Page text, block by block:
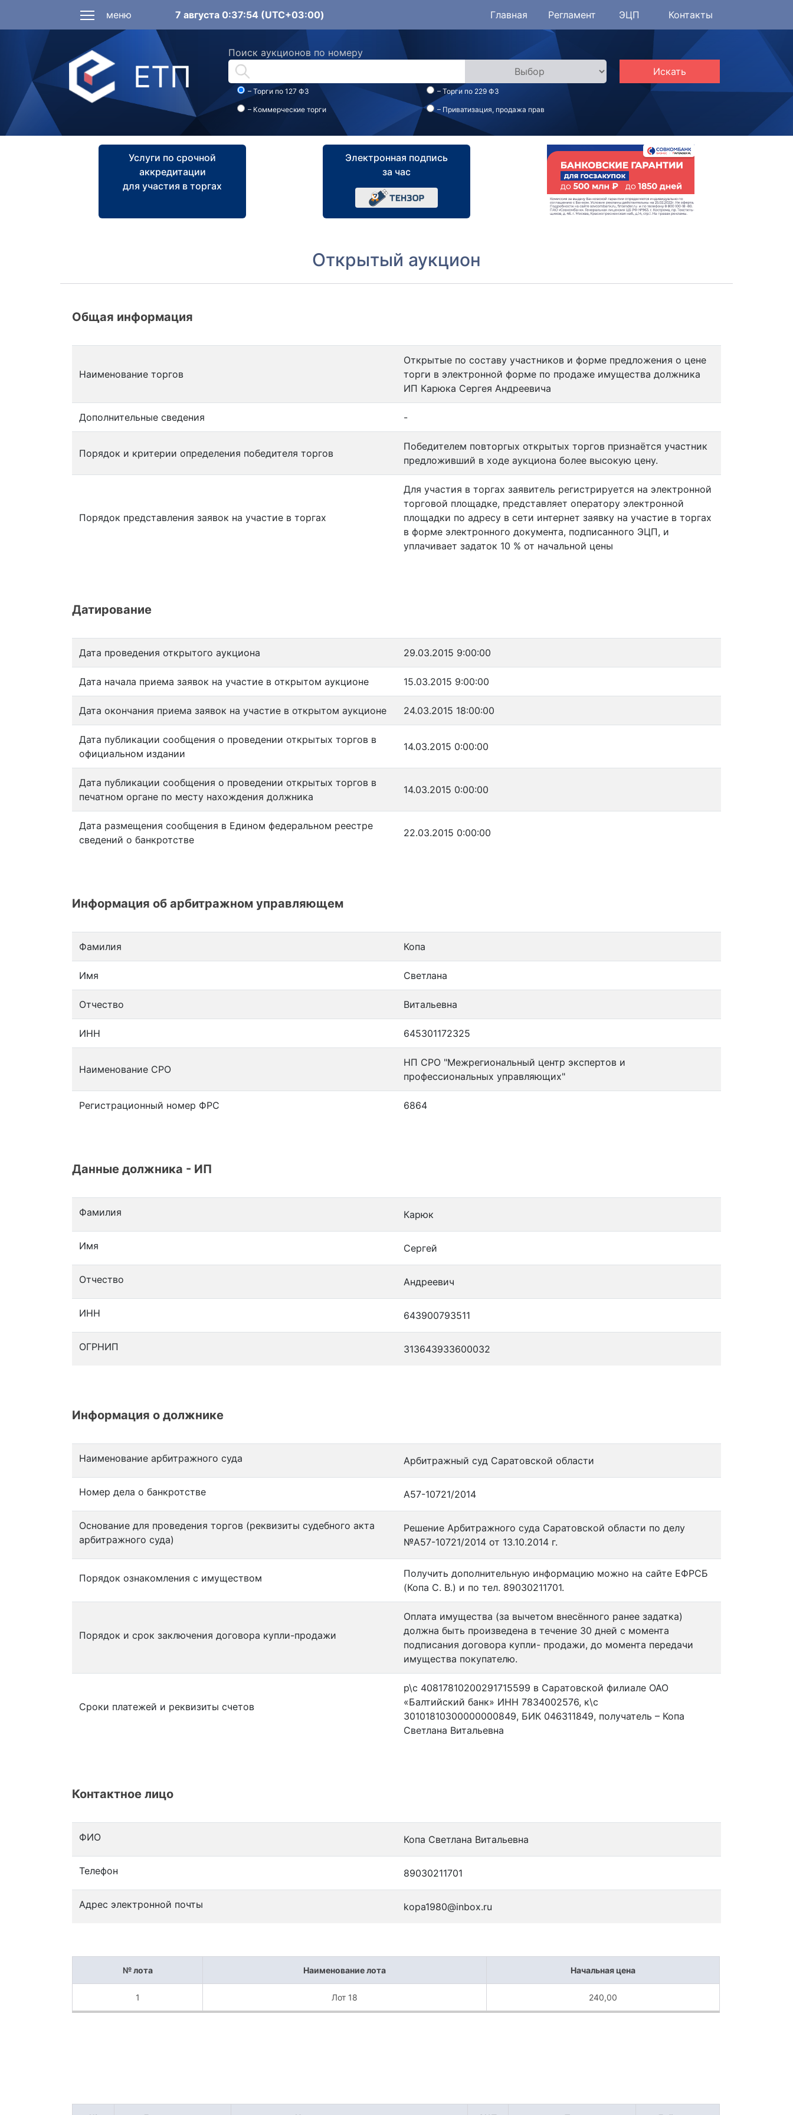
меню 7 августа 0:37:54 (UTC+03:00) Главная Регламент ЭЦП Контакты
ЕТП
Поиск аукционов по номеру
Искать
– Торги по 127 ФЗ – Торги по 229 ФЗ
– Коммерческие торги – Приватизация, продажа прав
Услуги по срочной
аккредитации
для участия в торгах
Электронная подпись
за час
Открытый аукцион
Общая информация
Наименование торгов
Открытые по составу участников и форме предложения о цене
торги в электронной форме по продаже имущества должника
ИП Карюка Сергея Андреевича
Дополнительные сведения -
Порядок и критерии определения победителя торгов
Победителем повторгых открытых торгов признаётся участник
предложивший в ходе аукциона более высокую цену.
Порядок представления заявок на участие в торгах
Для участия в торгах заявитель регистрируется на электронной
торговой площадке, представляет оператору электронной
площадки по адресу в сети интернет заявку на участие в торгах
в форме электронного документа, подписанного ЭЦП, и
уплачивает задаток 10 % от начальной цены
Датирование
Дата проведения открытого аукциона 29.03.2015 9:00:00
Дата начала приема заявок на участие в открытом аукционе 15.03.2015 9:00:00
Дата окончания приема заявок на участие в открытом аукционе 24.03.2015 18:00:00
Дата публикации сообщения о проведении открытых торгов в
официальном издании
14.03.2015 0:00:00
Дата публикации сообщения о проведении открытых торгов в
печатном органе по месту нахождения должника
14.03.2015 0:00:00
Дата размещения сообщения в Едином федеральном реестре
сведений о банкротстве
22.03.2015 0:00:00
Информация об арбитражном управляющем
Фамилия Копа
Имя Светлана
Отчество Витальевна
ИНН 645301172325
Наименование СРО
НП СРО "Межрегиональный центр экспертов и
профессиональных управляющих"
Регистрационный номер ФРС 6864
Данные должника - ИП
Фамилия Карюк
Имя Сергей
Отчество Андреевич
ИНН 643900793511
ОГРНИП 313643933600032
Информация о должнике
Наименование арбитражного суда Арбитражный суд Саратовской области
Номер дела о банкротстве А57-10721/2014
Основание для проведения торгов (реквизиты судебного акта
арбитражного суда)
Решение Арбитражного суда Саратовской области по делу
№А57-10721/2014 от 13.10.2014 г.
Порядок ознакомления с имуществом
Получить дополнительную информацию можно на сайте ЕФРСБ
(Копа С. В.) и по тел. 89030211701.
Порядок и срок заключения договора купли-продажи
Оплата имущества (за вычетом внесённого ранее задатка)
должна быть произведена в течение 30 дней с момента
подписания договора купли- продажи, до момента передачи
имущества покупателю.
Сроки платежей и реквизиты счетов
р\с 40817810200291715599 в Саратовской филиале ОАО
«Балтийский банк» ИНН 7834002576, к\с
30101810300000000849, БИК 046311849, получатель – Копа
Светлана Витальевна
Контактное лицо
ФИО Копа Светлана Витальевна
Телефон 89030211701
Адрес электронной почты kopa1980@inbox.ru
№ лота Наименование лота Начальная цена
1 Лот 18 240,00